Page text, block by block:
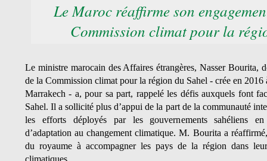
Le Maroc réaffirme son
Commission climat pour la
Le ministre marocain des Affaires étrangères, Nasser Bourita,
de la Commission climat pour la région du Sahel - crée en 2016
Marrakech - a, pour sa part, rappelé les défis auxquels font
Sahel. Il a sollicité plus d’appui de la part de la communauté
les efforts déployés par les gouvernements sahéliens en
d’adaptation au changement climatique. M. Bourita a
du royaume à accompagner les pays de la région dans
climatiques.